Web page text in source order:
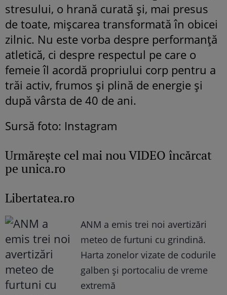
stresului, o hrană curată și, mai presus
de toate, mișcarea transformată în obicei
zilnic. Nu este vorba despre performanță
atletică, ci despre respectul pe care o
femeie îl acordă propriului corp pentru a
trăi activ, frumos și plină de energie și
după vârsta de 40 de ani.
Sursă foto: Instagram
Urmăreşte cel mai nou VIDEO încărcat
pe unica.ro
Libertatea.ro
ANM a emis trei noi avertizări
meteo de furtuni cu grindină.
Harta zonelor vizate de codurile
galben și portocaliu de vreme
extremă